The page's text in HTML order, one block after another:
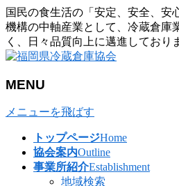
国民の食生活の「安定、安全、安
機構の中軸産業として、冷蔵倉庫
く、日々品質向上に邁進しており
MENU
メニューを飛ばす
トップページHome
協会案内Outline
事業所紹介Establishment
地域検索